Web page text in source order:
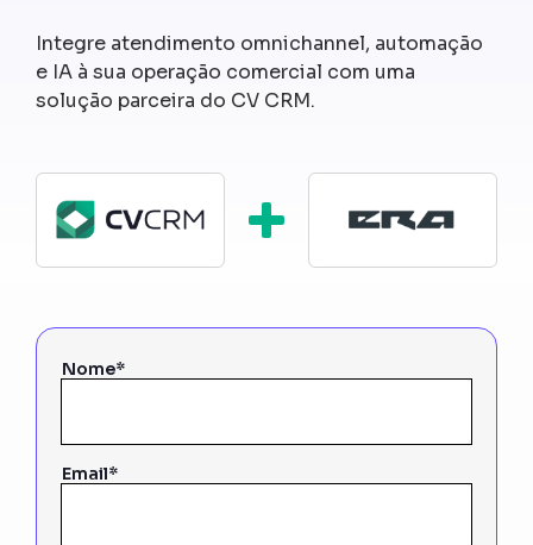
Integre atendimento omnichannel, automação
e IA à sua operação comercial com uma
solução parceira do CV CRM.
Nome*
Email*